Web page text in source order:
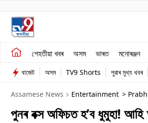
শেহতীয়া খবৰ অসম ভাৰত মনোৰঞ্জন
শেহতীয়া খবৰ
অসম
ভাৰত
বাজেট অসম TV9 Shorts পুৱাৰ মুখ্য খবৰ
Assamese News Entertainment >
পুনৰ বক্স অফিচত হ’ব ধুমুহা!